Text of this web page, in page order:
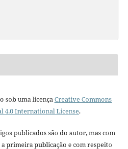
sob uma licençaCreative Commons
4.0 International License.
publicados são do autor, mas com
primeira publicação e com respeito